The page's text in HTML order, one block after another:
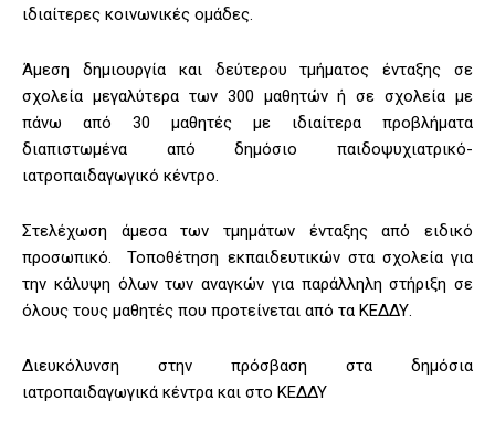
ιδιαίτερες κοινωνικές ομάδες.
Άμεση δημιουργία και δεύτερου τμήματος ένταξης σε
σχολεία μεγαλύτερα των 300 μαθητών ή σε σχολεία με
πάνω από 30 μαθητές με ιδιαίτερα προβλήματα
διαπιστωμένα από δημόσιο παιδοψυχιατρικό-
ιατροπαιδαγωγικό κέντρο.
Στελέχωση άμεσα των τμημάτων ένταξης από ειδικό
προσωπικό. Τοποθέτηση εκπαιδευτικών στα σχολεία για
την κάλυψη όλων των αναγκών για παράλληλη στήριξη σε
όλους τους μαθητές που προτείνεται από τα ΚΕΔΔΥ.
Διευκόλυνση στην πρόσβαση στα δημόσια
ιατροπαιδαγωγικά κέντρα και στο ΚΕΔΔΥ